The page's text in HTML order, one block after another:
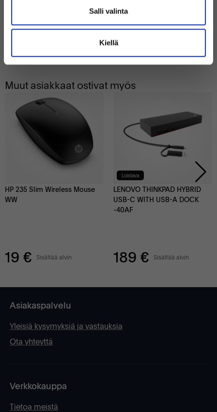
Salli valinta
Kiellä39 €
Muut asiakkaat ostivat myös
HP 235 Slim Wireless Mouse
WW
19 € Sisältää alvin
Loistava
LENOVO THINKPAD HYBRID
USB-C WITH USB-A DOCK
-40AF
189 € Sisältää alvin
Asiakaspalvelu
Yleisiä kysymyksiä ja vastauksia
Ota yhteyttä
Verkkokauppa
Tietoa meistä